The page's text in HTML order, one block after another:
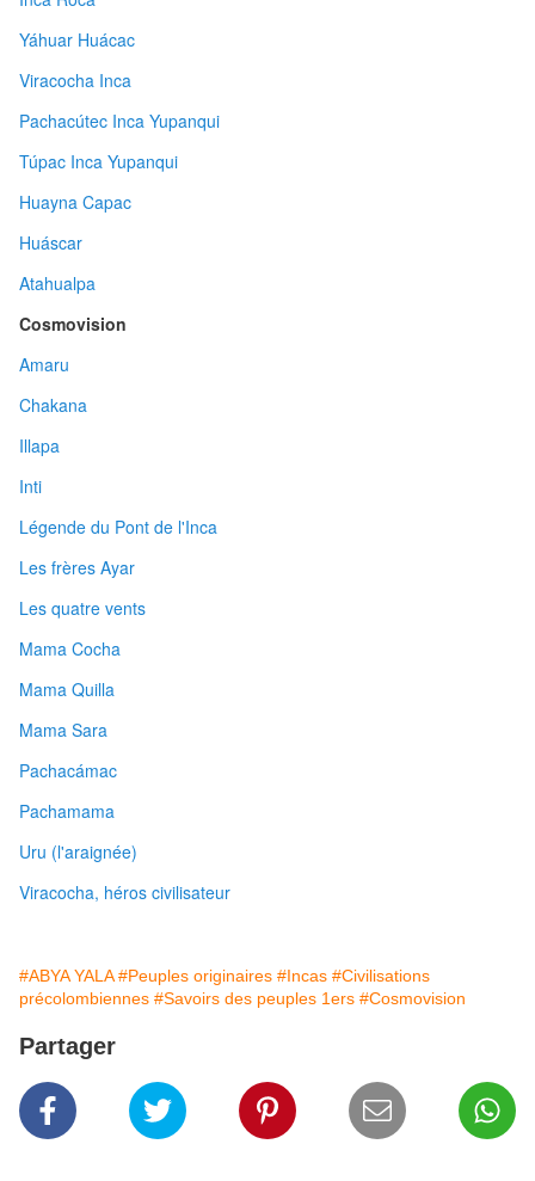
Yáhuar Huácac
Viracocha Inca
Pachacútec Inca Yupanqui
Túpac Inca Yupanqui
Huayna Capac
Huáscar
Atahualpa
Cosmovision
Amaru
Chakana
Illapa
Inti
Légende du Pont de l'Inca
Les frères Ayar
Les quatre vents
Mama Cocha
Mama Quilla
Mama Sara
Pachacámac
Pachamama
Uru (l'araignée)
Viracocha, héros civilisateur
#ABYA YALA #Peuples originaires #Incas #Civilisations
précolombiennes #Savoirs des peuples 1ers #Cosmovision
Partager